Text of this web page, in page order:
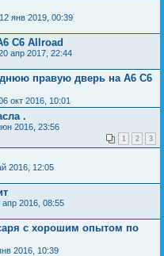
12 янв 2019, 00:39
C6 Allroad
апр 2017, 22:44
правую дверь на A6 C6
окт 2016, 10:01
.
2016, 23:56
1 2 3
2016, 12:05
апр 2016, 08:55
с хорошим опытом по
2016, 10:39